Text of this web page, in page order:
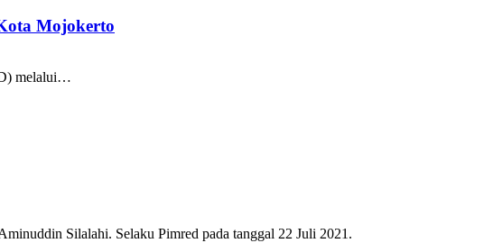
Mojokerto
melalui…
Silalahi. Selaku Pimred pada tanggal 22 Juli 2021.